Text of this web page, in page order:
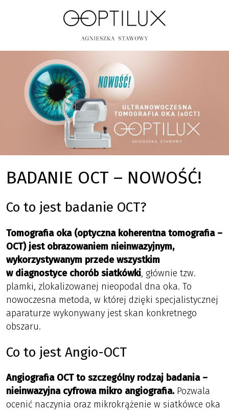
BADANIE OCT – NOWOŚĆ!
Co to jest badanie OCT?
Tomografia oka (optyczna koherentna tomografia –
OCT) jest obrazowaniem nieinwazyjnym,
wykorzystywanym przede wszystkim
w diagnostyce chorób siatkówki, głównie tzw.
plamki, zlokalizowanej nieopodal dna oka. To
nowoczesna metoda, w której dzięki specjalistycznej
aparaturze wykonywany jest skan konkretnego
obszaru.
Co to jest Angio-OCT
Angiografia OCT to szczególny rodzaj badania –
nieinwazyjna cyfrowa mikro angiografia. Pozwala
ocenić naczynia oraz mikrokrążenie w siatkówce oka